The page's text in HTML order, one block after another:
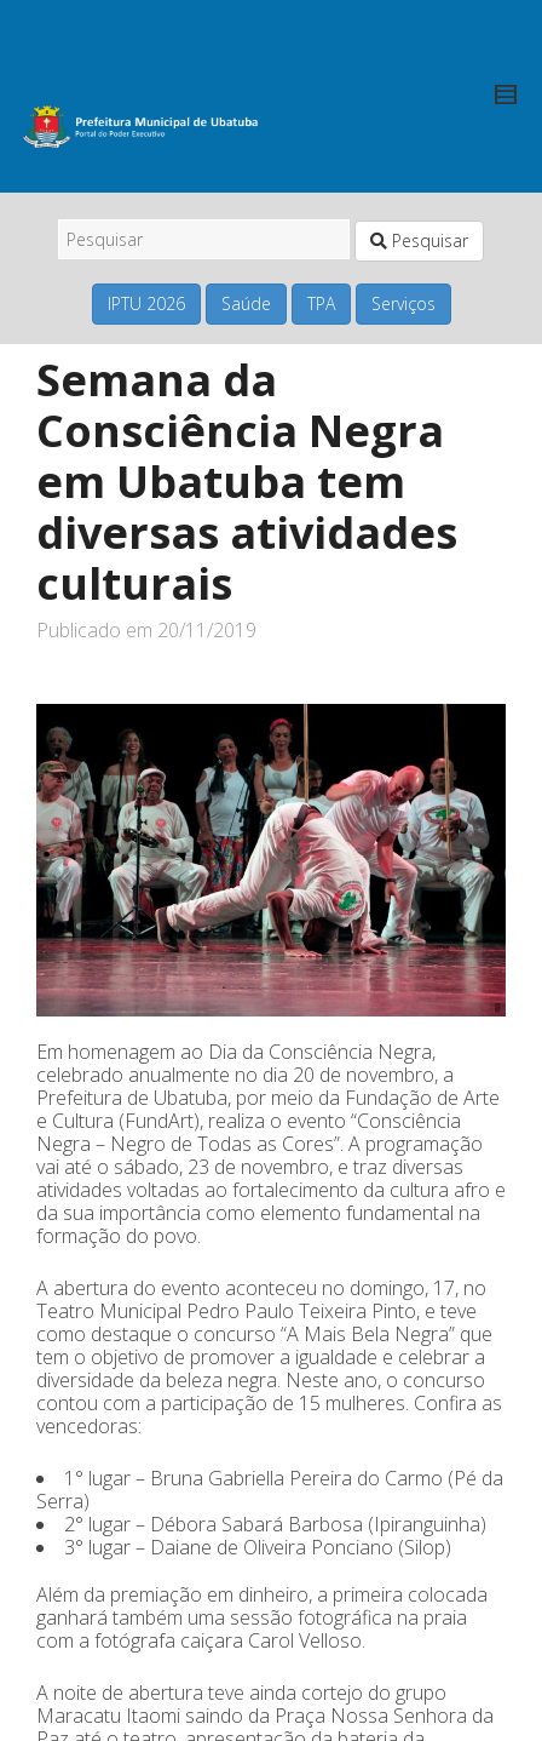
Pesquisar
IPTU 2026 Saúde TPA Serviços
Semana da
Consciência Negra
em Ubatuba tem
diversas atividades
culturais
Publicado em 20/11/2019
Em homenagem ao Dia da Consciência Negra,
celebrado anualmente no dia 20 de novembro, a
Prefeitura de Ubatuba, por meio da Fundação de Arte
e Cultura (FundArt), realiza o evento “Consciência
Negra – Negro de Todas as Cores”. A programação
vai até o sábado, 23 de novembro, e traz diversas
atividades voltadas ao fortalecimento da cultura afro e
da sua importância como elemento fundamental na
formação do povo.
A abertura do evento aconteceu no domingo, 17, no
Teatro Municipal Pedro Paulo Teixeira Pinto, e teve
como destaque o concurso “A Mais Bela Negra” que
tem o objetivo de promover a igualdade e celebrar a
diversidade da beleza negra. Neste ano, o concurso
contou com a participação de 15 mulheres. Confira as
vencedoras:
1° lugar – Bruna Gabriella Pereira do Carmo (Pé da
Serra)
2° lugar – Débora Sabará Barbosa (Ipiranguinha)
3° lugar – Daiane de Oliveira Ponciano (Silop)
Além da premiação em dinheiro, a primeira colocada
ganhará também uma sessão fotográfica na praia
com a fotógrafa caiçara Carol Velloso.
A noite de abertura teve ainda cortejo do grupo
Maracatu Itaomi saindo da Praça Nossa Senhora da